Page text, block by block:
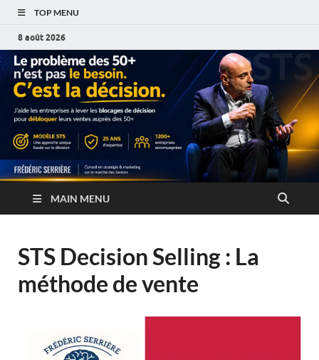
TOP MENU
8 août 2026
MAIN MENU
STS Decision Selling : La
méthode de vente